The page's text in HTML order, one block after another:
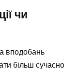
чи
вподобань
більш сучасно